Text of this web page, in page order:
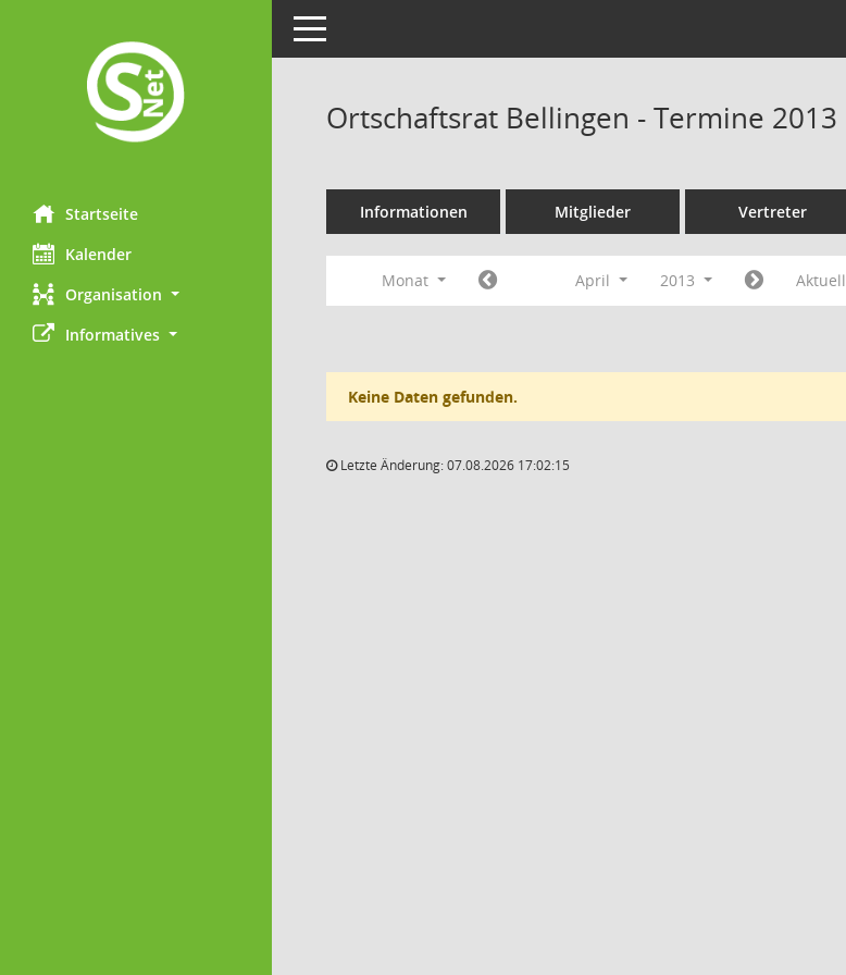
Startseite
Kalender
Organisation
Informatives
Toggle navigation
Ortschaftsrat Bellingen - Termine 2013
Informationen Mitglieder Vertreter
Monat April 2013 Aktuell
Keine Daten gefunden.
Letzte Änderung: 07.08.2026 17:02:15